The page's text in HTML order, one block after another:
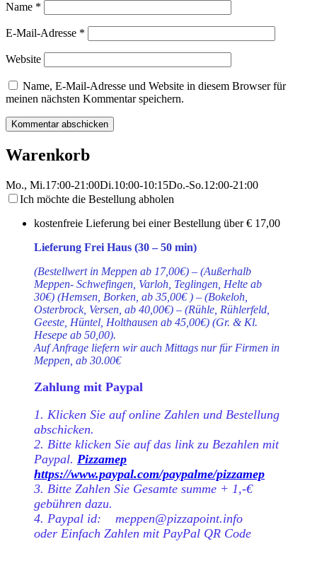
Name *
E-Mail-Adresse *
Website
Name, E-Mail-Adresse und Website in diesem Browser für
meinen nächsten Kommentar speichern.
Warenkorb
Mo., Mi.17:00-21:00Di.10:00-10:15Do.-So.12:00-21:00
Ich möchte die Bestellung abholen
kostenfreie Lieferung bei einer Bestellung über€ 17,00
Lieferung Frei Haus (30 – 50 min)
(Bestellwert in Meppen ab 17,00€) – (Außerhalb
Meppen- Schwefingen, Varloh, Teglingen, Helte ab
30€) (Hemsen, Borken, ab 35,00€ ) – (Bokeloh,
Osterbrock, Versen, ab 40,00€) – (Rühle, Rühlerfeld,
Geeste, Hüntel, Holthausen ab 45,00€) (Gr. & Kl.
Hesepe ab 50,00).
Auf Anfrage liefern wir auch Mittags nur für Firmen in
Meppen, ab 30.00€
Zahlung mit Paypal
1. Klicken Sie auf online Zahlen und Bestellung
abschicken.
2. Bitte klicken Sie auf das link zu Bezahlen mit
Paypal. Pizzamep
https://www.paypal.com/paypalme/pizzamep
3. Bitte Zahlen Sie Gesamte summe + 1,-€
gebühren dazu.
4. Paypal id: meppen@pizzapoint.info
oder Einfach Zahlen mit PayPal QR Code